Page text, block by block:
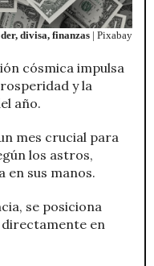
divisa, finanzas | Pixabay
y la
año.
mes crucial para
los astros,
en sus manos.
se posiciona
en